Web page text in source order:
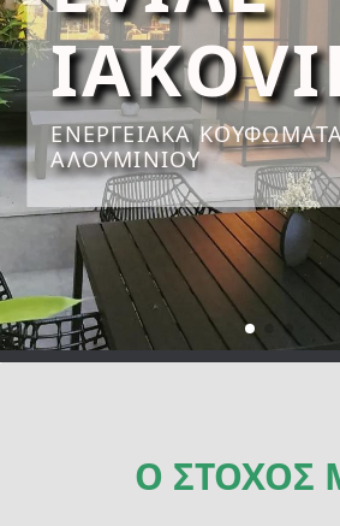
ΕΝΕΡΓΕΙΑΚΑ
ΑΛΟΥΜΙΝΙΟΥ
Ο ΣΤΟΧΟΣ